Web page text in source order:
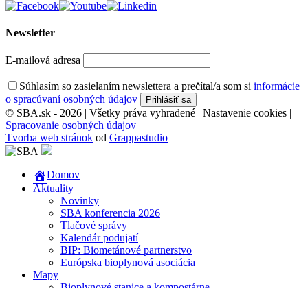
Newsletter
E-mailová adresa
Súhlasím so zasielaním newslettera a prečítal/a som si informácie
o spracúvaní osobných údajov
© SBA.sk - 2026 | Všetky práva vyhradené | Nastavenie cookies |
Spracovanie osobných údajov
Tvorba web stránok od Grappastudio
Domov
Aktuality
Novinky
SBA konferencia 2026
Tlačové správy
Kalendár podujatí
BIP: Biometánové partnerstvo
Európska bioplynová asociácia
Mapy